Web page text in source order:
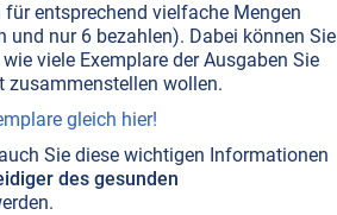
für die versprengten Juden,
hatte, ist nichts mehr übrig.
Despot, der
importiert: Von Südafrika
Doch zeigt die Geschichte,
Bürger oder andere Völker
kann.Weiterlesen...
entsprechend vielfache Mengen
und nur 6 bezahlen). Dabei können Sie
viele Exemplare der Ausgaben Sie
zusammenstellen wollen.
gleich hier!
Sie diese wichtigen Informationen
des gesunden